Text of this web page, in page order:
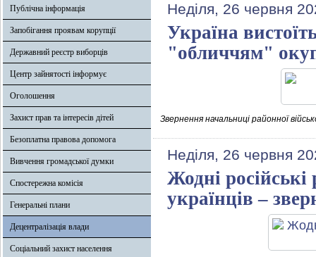
Публічна інформація
Запобігання проявам корупції
Державний реєстр виборців
Центр зайнятості інформує
Оголошення
Захист прав та інтересів дітей
Безоплатна правова допомога
Вивчення громадської думки
Спостережна комісія
Генеральні плани
Децентралізація влади
Соціальний захист населення
Неділя, 26 червня
Україна
"обличчям"
Звернення начальниці районної
Неділя, 26 червня
Жодні російські
українців –